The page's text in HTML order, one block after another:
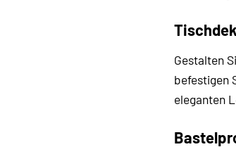
Gestalten
befestigen
eleganten